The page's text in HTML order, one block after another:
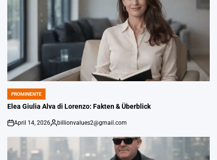
POSTED
IN
PROMINENTE
Elea Giulia Alva di Lorenzo: Fakten & Überblick
An
April 14, 2026
Gepostet
billionvalues2@gmail.com